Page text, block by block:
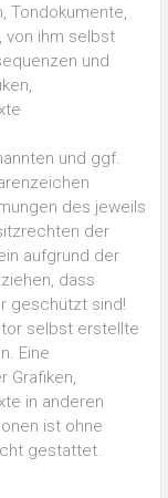
Tondokumente,
von ihm selbst
und
und ggf.
des jeweils
der
aufgrund der
dass
geschützt sind!
selbst erstellte
Eine
Grafiken,
in anderen
ist ohne
gestattet.